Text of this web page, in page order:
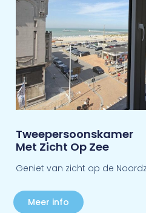
Tweepersoonskamer
Met Zicht Op Zee
Geniet van zicht op de
Meer info